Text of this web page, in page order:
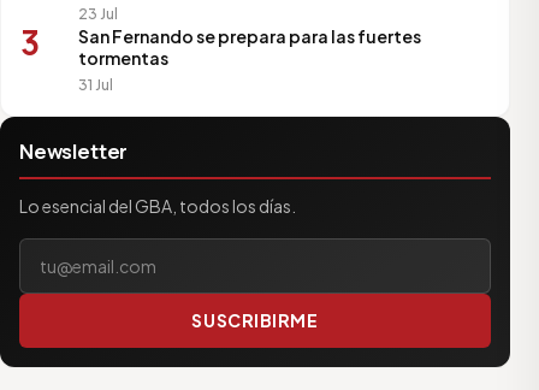
23 Jul
3
San Fernando se prepara para las fuertes
tormentas
31 Jul
Newsletter
Lo esencial del GBA, todos los días.
SUSCRIBIRME